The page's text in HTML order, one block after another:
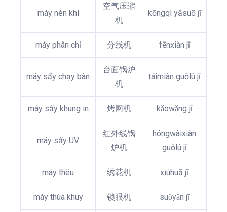
máy nén khí
空气压缩
机
kōngqì yāsuō jī
máy phân chỉ 分线机 fēnxiàn jī
máy sấy chạy bàn
台面锅炉
机
táimiàn guōlú jī
máy sấy khung in 烤网机 kǎowǎng jī
máy sấy UV
红外线锅
炉机
hóngwàixiàn
guōlú jī
máy thêu 绣花机 xiùhuā jī
máy thùa khuy 锁眼机 suǒyǎn jī